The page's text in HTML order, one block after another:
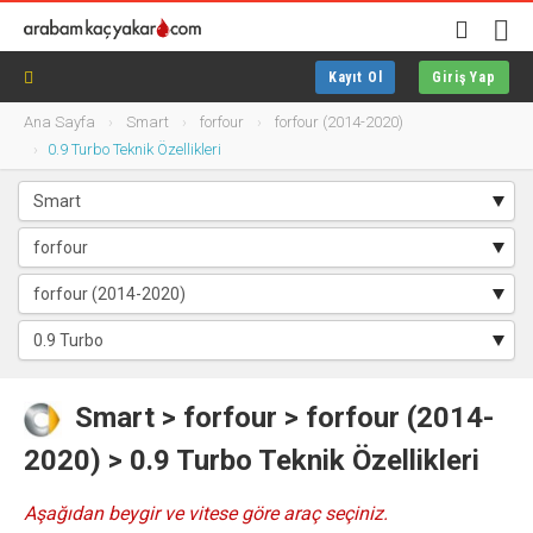
Kayıt Ol Giriş Yap
Ana Sayfa Smart forfour
forfour (2014-2020)
0.9 Turbo Teknik Özellikleri
Smart > forfour > forfour (2014-
2020) > 0.9 Turbo Teknik Özellikleri
Aşağıdan beygir ve vitese göre araç seçiniz.